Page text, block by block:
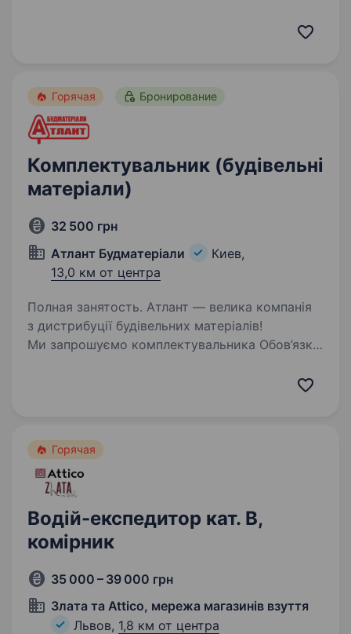
Горячая Бронирование
Комплектувальник (будівельні
матеріали)
32 500 грн
Атлант Будматеріали
Киев,
13,0 км от центра
Полная занятость. Атлант — велика компанія
з дистрибуції будівельних матеріалів!
Ми запрошуємо комплектувальника Обов’язки:
Горячая
Водій-експедитор кат. В,
комірник
35 000 – 39 000 грн
Злата та Attico, мережа магазинів взуття
Львов, 1,8 км от центра